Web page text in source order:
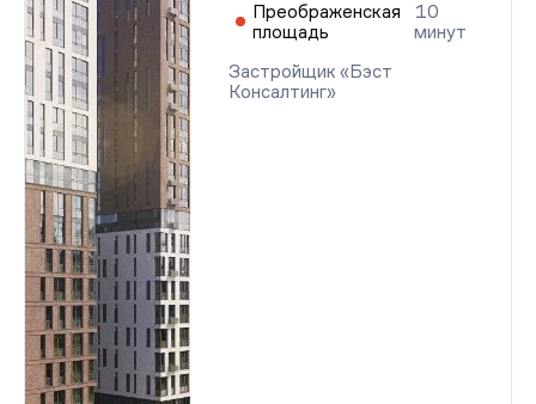
Преображенская
площадь
10
минут
Застройщик «Бэст
Консалтинг»